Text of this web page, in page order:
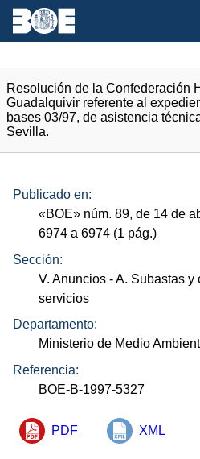
Resolución de la Confederación
Guadalquivir referente al
bases 03/97, de asistencia
Sevilla.
Publicado en:
«BOE» núm. 89, de 14 de
6974 a 6974 (1 pág.)
Sección:
V. Anuncios - A. Subastas y
servicios
Departamento:
Ministerio de Medio
Referencia:
BOE-B-1997-5327
PDF XML